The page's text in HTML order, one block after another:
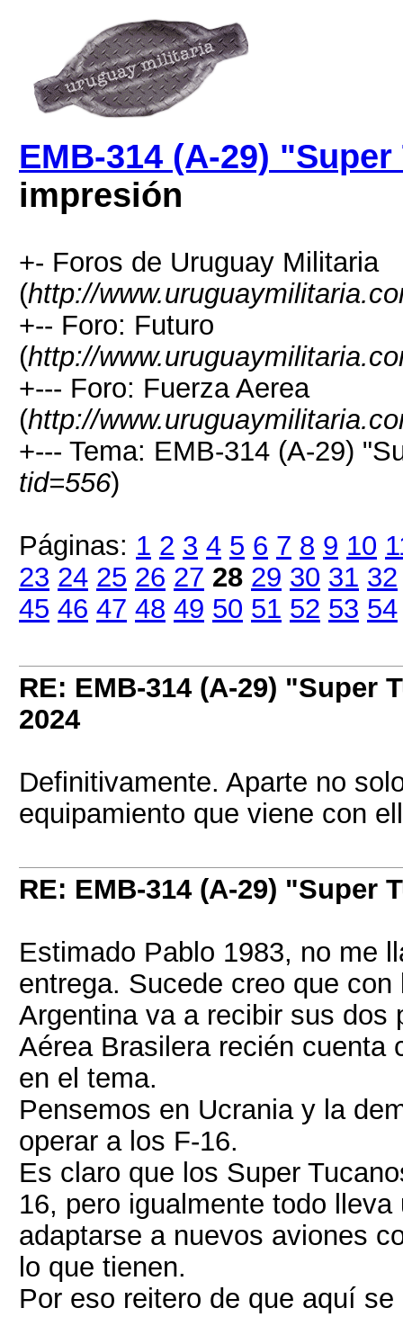
EMB-314 (A-29)
impresión
+- Foros de Uruguay Militaria
(http://
+-- Foro: Futuro
(http://
+--- Foro: Fuerza Aerea
(http://
+--- Tema: EMB-314 (A-29)
tid=556)
Páginas: 1 2 3 4 5 6 7 8 9 10
23 24 25 26 27 28 29 30 31 32
45 46 47 48 49 50 51 52 53 54
RE: EMB-314 (A-29) "Super
2024
Definitivamente. Aparte no
equipamiento que viene con
RE: EMB-314 (A-29) "Super
Estimado Pablo 1983, no me
entrega. Sucede creo que
Argentina va a recibir sus dos
Aérea Brasilera recién cuenta
en el tema.
Pensemos en Ucrania y la
operar a los F-16.
Es claro que los Super
16, pero igualmente todo
adaptarse a nuevos aviones
lo que tienen.
Por eso reitero de que aquí